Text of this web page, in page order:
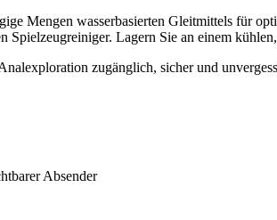
Mengen wasserbasierten Gleitmittels für
Spielzeugreiniger. Lagern Sie an einem
zugänglich, sicher und
Absender